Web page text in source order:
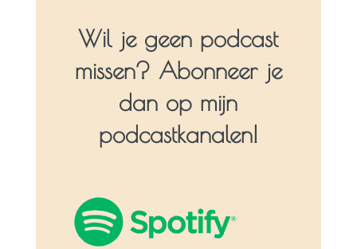
Wil je geen podcast
missen? Abonneer je
dan op mijn
podcastkanalen!